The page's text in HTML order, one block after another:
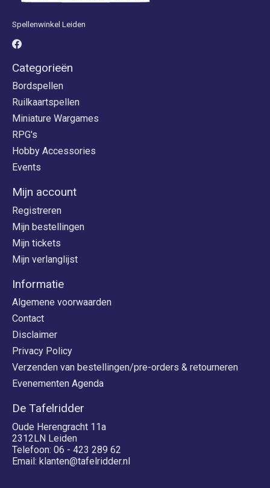
Spellenwinkel Leiden
Categorieën
Bordspellen
Ruilkaartspellen
Miniature Wargames
RPG's
Hobby Accessories
Events
Mijn account
Registreren
Mijn bestellingen
Mijn tickets
Mijn verlanglijst
Informatie
Algemene voorwaarden
Contact
Disclaimer
Privacy Policy
Verzenden van bestellingen/pre-orders & retourneren
Evenementen Agenda
De Tafelridder
Oude Herengracht 11a
2312LN Leiden
Telefoon: 06 - 423 289 62
Email: klanten@tafelridder.nl